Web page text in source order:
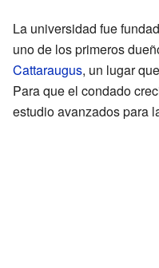
La universidad fue
uno de los primeros
Cattaraugus, un lugar
Para que el condado
estudio avanzados para